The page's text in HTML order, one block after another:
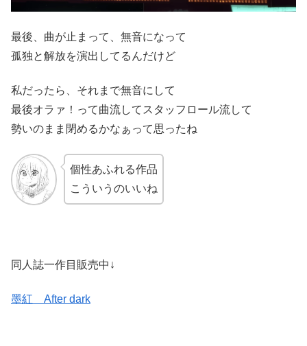
最後、曲が止まって、無音になって
孤独と解放を演出してるんだけど
私だったら、それまで無音にして
最後オラァ！って曲流してスタッフロール流して
勢いのまま閉めるかなぁって思ったね
個性あふれる作品
こういうのいいね
同人誌一作目販売中↓
墨紅 After dark